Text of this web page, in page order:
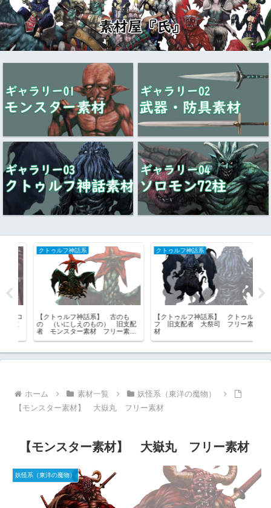
クトゥルフ神話系
【クトゥルフ神話系】 クトゥル
フ 旧支配者 大祭司 フリー素
妖怪系（東洋の魔物）
【モンスター素材】 檮杌 トウ
ゴツ トウコツ ［四凶］ ｜フ
リー素材
ホーム 素材一覧
妖怪系（東洋の魔物）
【モンスター素材】 大嶽丸 フリー素材
【モンスター素材】 大嶽丸 フリー素材
妖怪系（東洋の魔物）